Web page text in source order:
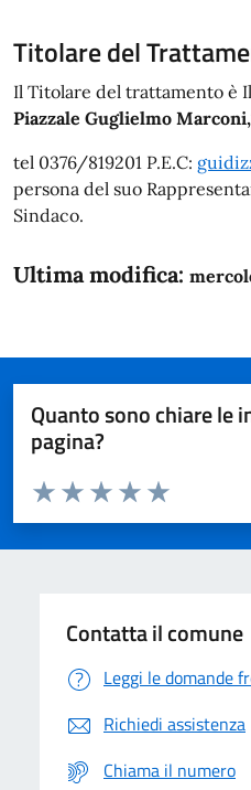
Titolare del
Il Titolare del trattamento è
Piazzale Guglielmo
tel 0376/819201 P.E.C:
persona del suo
Sindaco.
Ultima modifica:
Quanto sono chiare le
pagina?
Domanda
Valuta da 1 a 5 stelle la pagina
Valuta 5
Valuta 4 stelle su
Valuta 3 stelle su 5
Valuta 2 stelle su 5
Valuta 1 stelle su 5
Contatta il comune
Leggi le domande
Richiedi assistenza
Chiama il numero